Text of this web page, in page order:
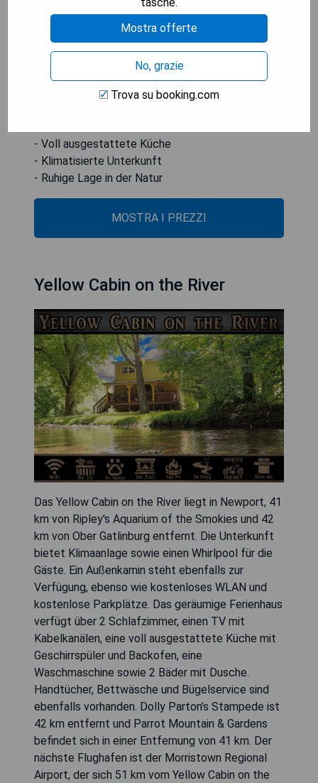
eine Waschmaschine sowie eine voll
ausgestattete Küche mit Backofen und
Mikrowelle. Handtücher und Bettwäsche sind im
Ferienhaus vorhanden, ebenso ein Außenbereich
zum Essen.
- Voll ausgestattete Küche
- Klimatisierte Unterkunft
- Ruhige Lage in der Natur
MOSTRA I PREZZI
Yellow Cabin on the River
Das Yellow Cabin on the River liegt in Newport, 41
km von Ripley's Aquarium of the Smokies und 42
km von Ober Gatlinburg entfernt. Die Unterkunft
bietet Klimaanlage sowie einen Whirlpool für die
Gäste. Ein Außenkamin steht ebenfalls zur
Verfügung, ebenso wie kostenloses WLAN und
kostenlose Parkplätze. Das geräumige Ferienhaus
verfügt über 2 Schlafzimmer, einen TV mit
Kabelkanälen, eine voll ausgestattete Küche mit
Geschirrspüler und Backofen, eine
Waschmaschine sowie 2 Bäder mit Dusche.
Handtücher, Bettwäsche und Bügelservice sind
ebenfalls vorhanden. Dolly Parton’s Stampede ist
42 km entfernt und Parrot Mountain & Gardens
befindet sich in einer Entfernung von 41 km. Der
nächste Flughafen ist der Morristown Regional
Airport, der sich 51 km vom Yellow Cabin on the
Mostra offerte
No, grazie
Trova su booking.com